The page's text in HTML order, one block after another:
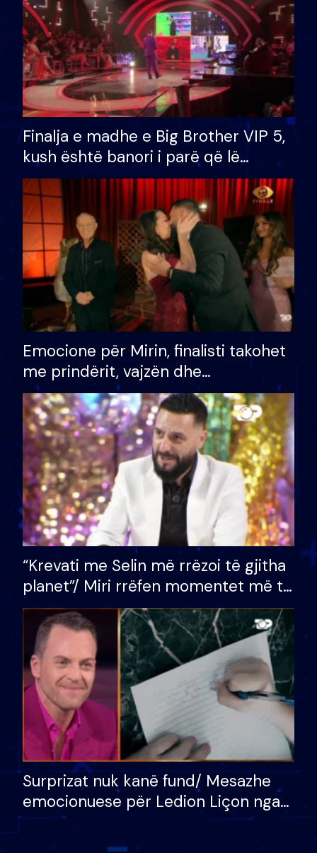
Finalja e madhe e Big Brother VIP 5,
kush është banori i parë që lë
shtëpinë dhe humb mundësinë për
të fituar çmimin e madh
Emocione për Mirin, finalisti takohet
me prindërit, vajzën dhe
bashkëshorten: S’kemi ndonjë letër
divorci apo jo?
“Krevati me Selin më rrëzoi të gjitha
planet”/ Miri rrëfen momentet më të
bukura në shtëpinë e BB VIP: Do më
mungojë zilja e mëngjesit kur…
Surprizat nuk kanë fund/ Mesazhe
emocionuese për Ledion Liçon nga
nëna dhe fëmijët e tij, moderatori
nuk i mban dot lotët: Nuk meritoj…